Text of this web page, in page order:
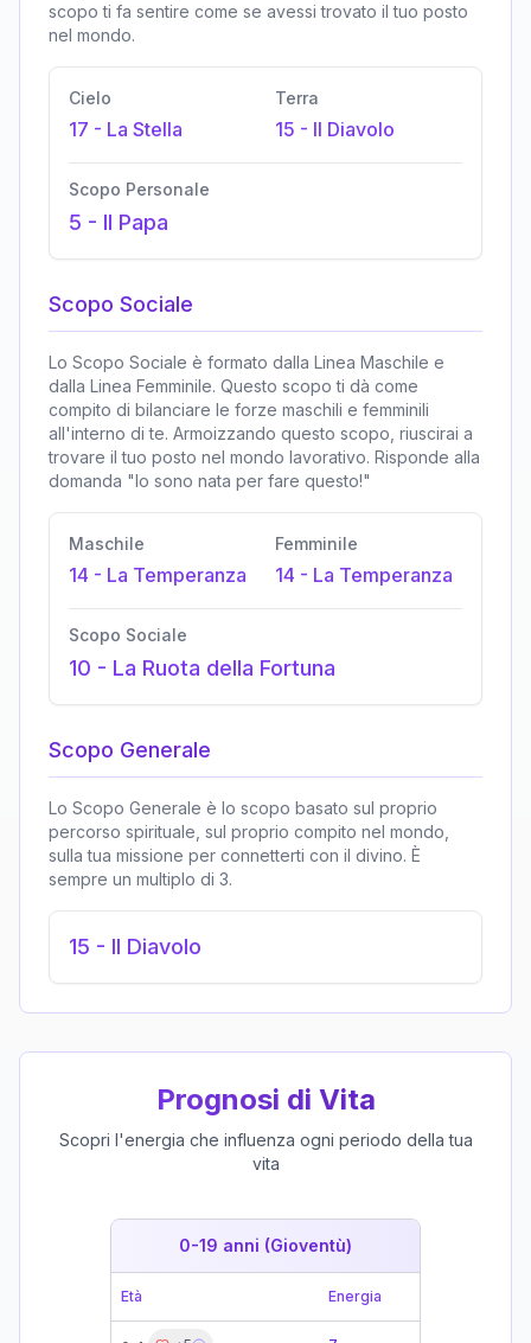
scopo ti fa sentire come se avessi trovato il tuo posto
nel mondo.
Cielo
17 - La Stella
Terra
15 - Il Diavolo
Scopo Personale
5 - Il Papa
Scopo Sociale
Lo Scopo Sociale è formato dalla Linea Maschile e
dalla Linea Femminile. Questo scopo ti dà come
compito di bilanciare le forze maschili e femminili
all'interno di te. Armoizzando questo scopo, riuscirai a
trovare il tuo posto nel mondo lavorativo. Risponde alla
domanda "Io sono nata per fare questo!"
Maschile
14 - La Temperanza
Femminile
14 - La Temperanza
Scopo Sociale
10 - La Ruota della Fortuna
Scopo Generale
Lo Scopo Generale è lo scopo basato sul proprio
percorso spirituale, sul proprio compito nel mondo,
sulla tua missione per connetterti con il divino. È
sempre un multiplo di 3.
15 - Il Diavolo
Prognosi di Vita
Scopri l'energia che influenza ogni periodo della tua
vita
0-19 anni (Gioventù)
Età Energia